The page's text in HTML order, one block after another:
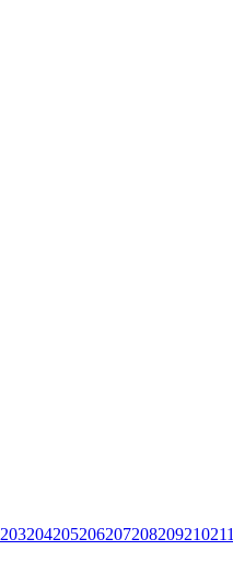
203204205206207208209210211